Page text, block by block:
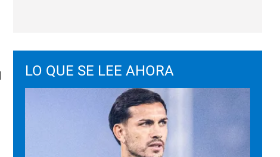
LO QUE SE LEE AHORA